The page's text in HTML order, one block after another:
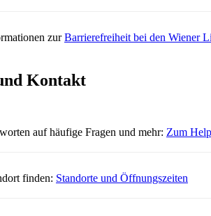
zurBarrierefreiheit bei den Wiener
Kontakt
auf häufige Fragen und mehr: Zum
finden: Standorte und Öffnungszeiten